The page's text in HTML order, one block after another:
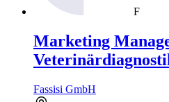
F
Marketing
Fassisi GmbH